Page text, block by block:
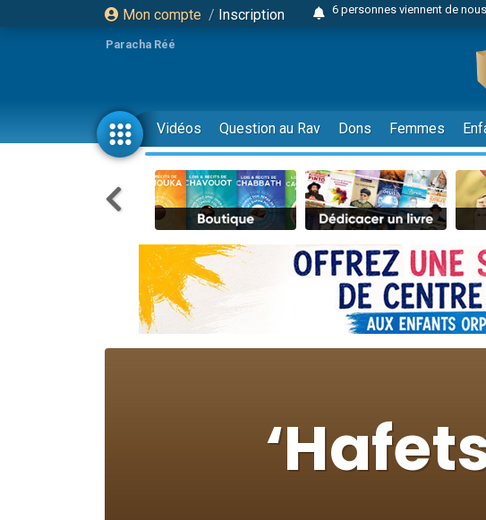
Mon compte / Inscription
4 personnes viennent de
17 personnes viennent de
4 personnes viennent de
Il reste 49 places pour
Eva vient de donner son
4 personnes viennent de
3 personnes viennent de
Odaya vient de donner son
3 personnes viennent de
2 personnes viennent de
13 personnes viennent de
30 personnes viennent
Il reste 49 places pour
16 personnes viennent
Paracha Réé
Vidéos Question au Rav Dons Femmes